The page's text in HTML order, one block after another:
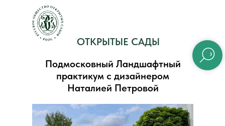
Подмосковный Ландшафтный
практикум с дизайнером
Наталией Петровой
ОТКРЫТЫЕ САДЫ